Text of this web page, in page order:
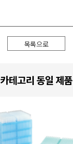
목록으로
카테고리 동일 제품